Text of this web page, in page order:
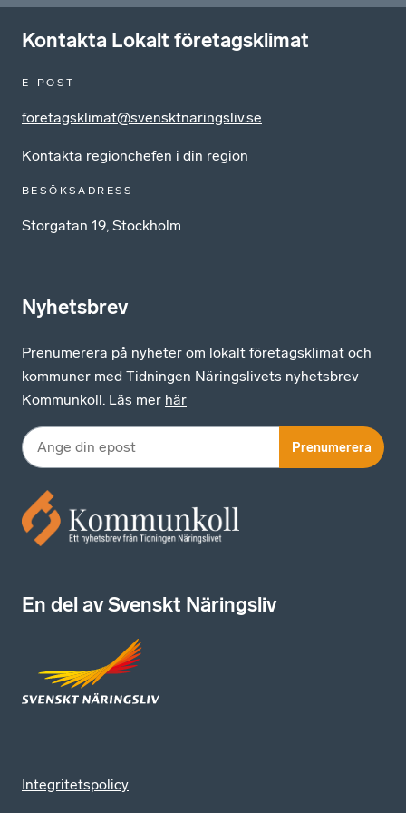
Kontakta Lokalt företagsklimat
E-POST
foretagsklimat@svensktnaringsliv.se
Kontakta regionchefen i din region
BESÖKSADRESS
Storgatan 19, Stockholm
Nyhetsbrev
Prenumerera på nyheter om lokalt företagsklimat och
kommuner med Tidningen Näringslivets nyhetsbrev
Kommunkoll. Läs mer här
Prenumerera
En del av Svenskt Näringsliv
Integritetspolicy